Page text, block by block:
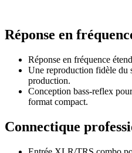
Réponse en
Réponse en fréquence
Une reproduction fidèle du
production.
Conception bass-reflex
format compact.
Connectique